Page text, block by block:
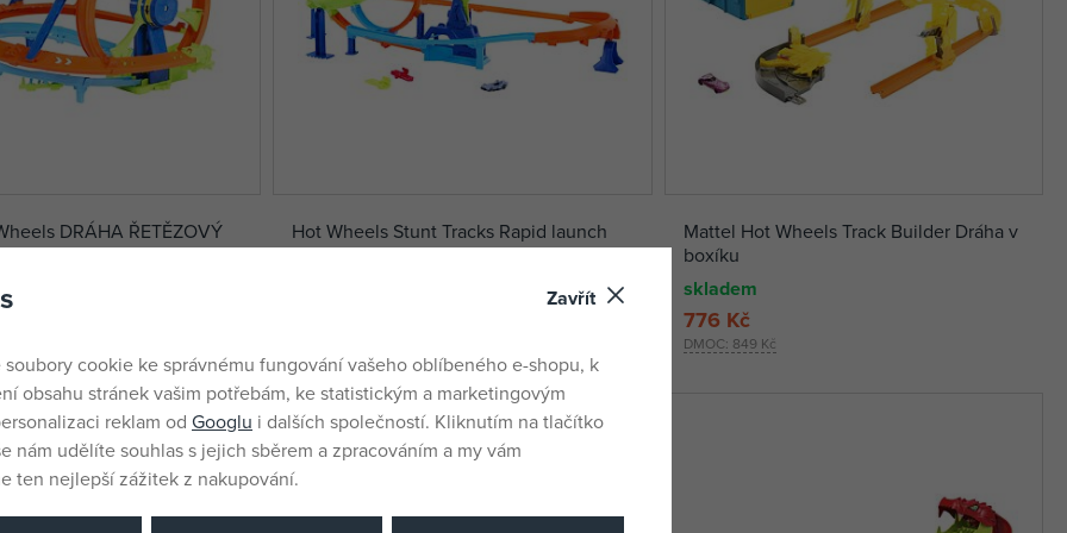
DRÁHA ŘETĚZOVÝ
Hot Wheels Stunt Tracks Rapid launch
cyclone
Mattel Hot Wheels Track Builder Dráha v
boxíku
skladem
DMOC: 849 Kč
776 Kč
Zavřít
soubory cookie ke správnému fungování vašeho oblíbeného e-shopu, k
obsahu stránek vašim potřebám, ke statistickým a marketingovým
reklam od Googlu i dalších společností. Kliknutím na tlačítko
nám udělíte souhlas s jejich sběrem a zpracováním a my vám
ten nejlepší zážitek z nakupování.